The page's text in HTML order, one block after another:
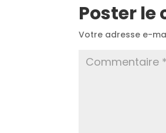
Poster
Votre adresse e-